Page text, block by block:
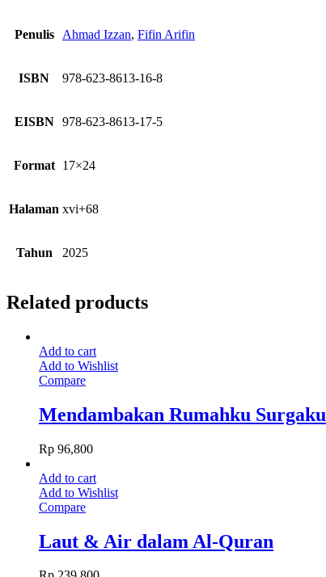
Penulis Ahmad Izzan, Fifin Arifin
ISBN 978-623-8613-16-8
EISBN 978-623-8613-17-5
Format 17×24
Halaman xvi+68
Tahun 2025
Related products
Add to cart
Add to Wishlist
Compare
Mendambakan Rumahku Surgaku
Rp 96,800
Add to cart
Add to Wishlist
Compare
Laut & Air dalam Al-Quran